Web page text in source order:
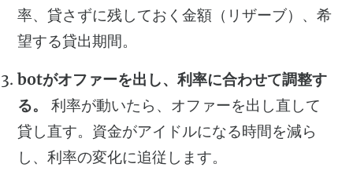
率、貸さずに残しておく金額（リザーブ）、希
望する貸出期間。
botがオファーを出し、利率に合わせて調整す
る。
利率が動いたら、オファーを出し直して
貸し直す。資金がアイドルになる時間を減ら
し、利率の変化に追従します。